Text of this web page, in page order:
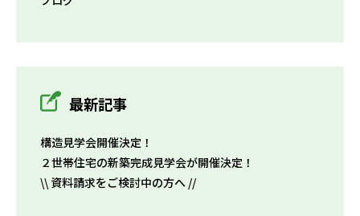
最新記事
構造見学会開催決定！
２世帯住宅の新築完成見学会が開催決定！
\\ 資料請求をご検討中の方へ //